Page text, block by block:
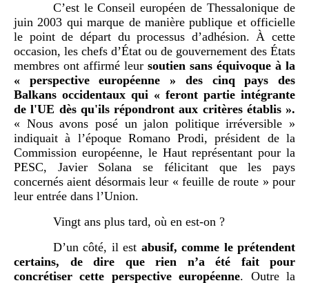
C’est le Conseil européen de Thessalonique de
juin 2003 qui marque de manière publique et officielle
le point de départ du processus d’adhésion. À cette
occasion, les chefs d’État ou de gouvernement des États
membres ont affirmé leur soutien sans équivoque à la
«
perspective européenne
» des cinq pays des
Balkans occidentaux qui « feront partie intégrante
de l'UE dès qu'ils répondront aux critères établis ».
« Nous avons posé un jalon politique irréversible »
indiquait à l’époque Romano Prodi, président de la
Commission européenne, le Haut représentant pour la
PESC, Javier Solana se félicitant que les pays
concernés aient désormais leur « feuille de route » pour
leur entrée dans l’Union.
Vingt ans plus tard, où en est-on ?
D’un côté, il est abusif, comme le prétendent
certains, de dire que rien n’a été fait pour
concrétiser cette perspective européenne. Outre la